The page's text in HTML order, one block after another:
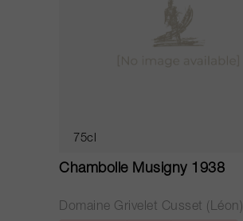
75cl
Chambolle Musigny 1938
Domaine Grivelet Cusset (Léon)